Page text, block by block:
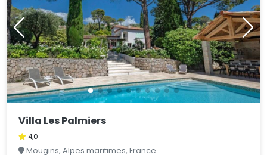
Villa Les Palmiers
4,0
Mougins, Alpes maritimes, France